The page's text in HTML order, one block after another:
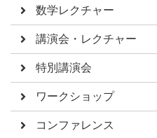
数学レクチャー
講演会・レクチャー
特別講演会
ワークショップ
コンファレンス